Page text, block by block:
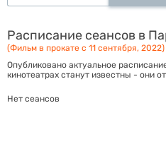
Расписание сеансов в
(Фильм в прокате с 11 сентября, 2022)
Опубликовано актуальное
кинотеатрах станут известны - они
Нет сеансов